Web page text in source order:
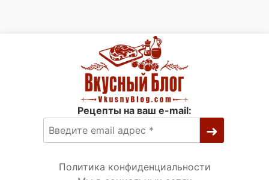
Рецепты на ваш e-mail:
Политика конфиденциальности